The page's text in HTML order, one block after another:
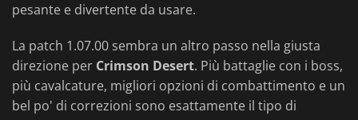
pesante e divertente da usare.
La patch 1.07.00 sembra un altro passo nella giusta
direzione per Crimson Desert. Più battaglie con i boss,
più cavalcature, migliori opzioni di combattimento e un
bel po' di correzioni sono esattamente il tipo di